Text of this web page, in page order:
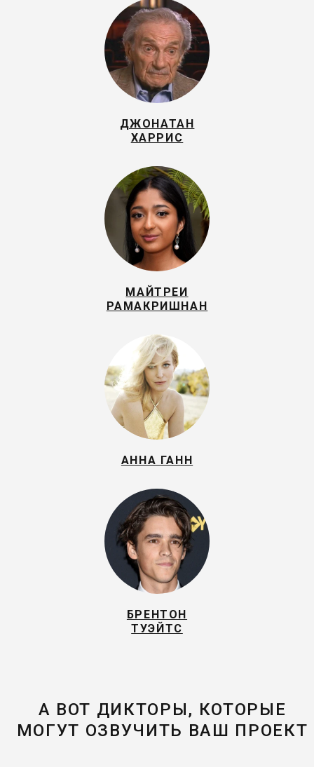
ДЖОНАТАН
ХАРРИС
МАЙТРЕИ
РАМАКРИШНАН
АННА ГАНН
БРЕНТОН
ТУЭЙТС
А ВОТ ДИКТОРЫ, КОТОРЫЕ
МОГУТ ОЗВУЧИТЬ ВАШ ПРОЕКТ